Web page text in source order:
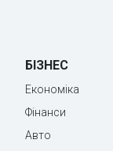
БІЗНЕС
Економіка
Фінанси
Авто